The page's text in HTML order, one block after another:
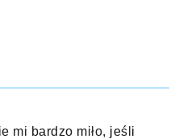
mi bardzo miło, jeśli